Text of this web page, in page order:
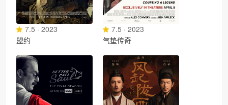
7.5 · 2023
盟约
7.5 · 2023
气垫传奇